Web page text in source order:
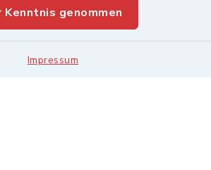
Kenntnis genommen
Impressum
Sitemap
ID & Rechnungsadressen